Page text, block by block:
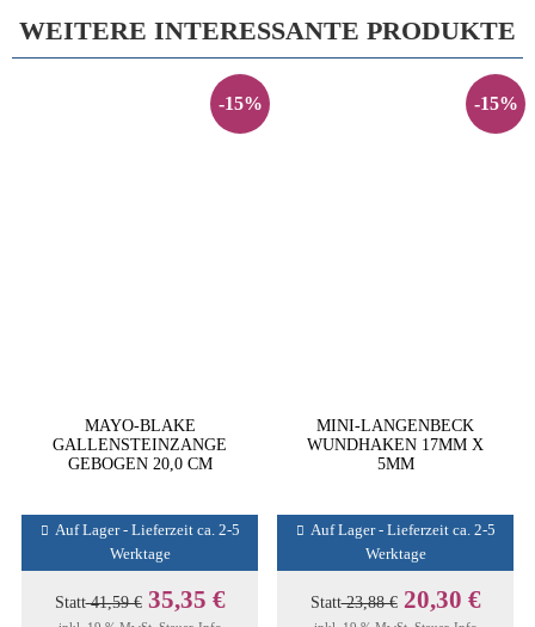
WEITERE INTERESSANTE PRODUKTE
-15%
MAYO-BLAKE
GALLENSTEINZANGE
GEBOGEN 20,0 CM
Auf Lager - Lieferzeit ca. 2-5
Werktage
Statt41,59 € 35,35 €
-15%
MINI-LANGENBECK
WUNDHAKEN 17MM X
5MM
Auf Lager - Lieferzeit ca. 2-5
Werktage
Statt23,88 € 20,30 €